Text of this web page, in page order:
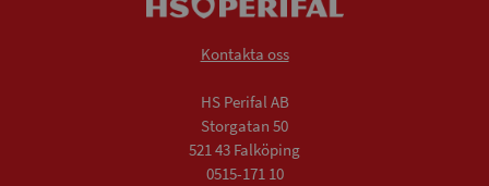
Kontakta oss
HS Perifal AB
Storgatan 50
521 43 Falköping
0515-171 10